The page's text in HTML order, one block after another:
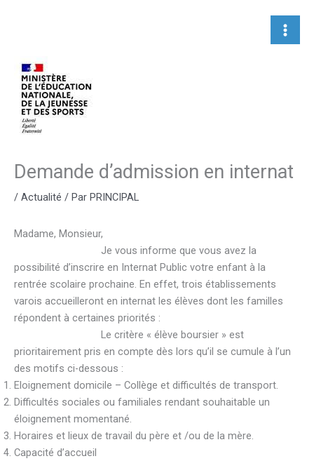
Demande d’admission en internat
/ Actualité / Par PRINCIPAL
Madame, Monsieur,
Je vous informe que vous avez la
possibilité d’inscrire en Internat Public votre enfant à la
rentrée scolaire prochaine. En effet, trois établissements
varois accueilleront en internat les élèves dont les familles
répondent à certaines priorités :
Le critère « élève boursier » est
prioritairement pris en compte dès lors qu’il se cumule à l’un
des motifs ci-dessous :
Eloignement domicile – Collège et difficultés de transport.
Difficultés sociales ou familiales rendant souhaitable un
éloignement momentané.
Horaires et lieux de travail du père et /ou de la mère.
Capacité d’accueil